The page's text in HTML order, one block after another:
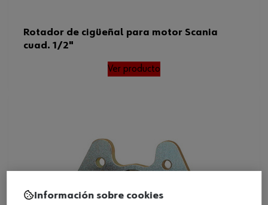
Rotador de cigüeñal para motor Scania
cuad. 1/2"
Ver producto
Información sobre cookies